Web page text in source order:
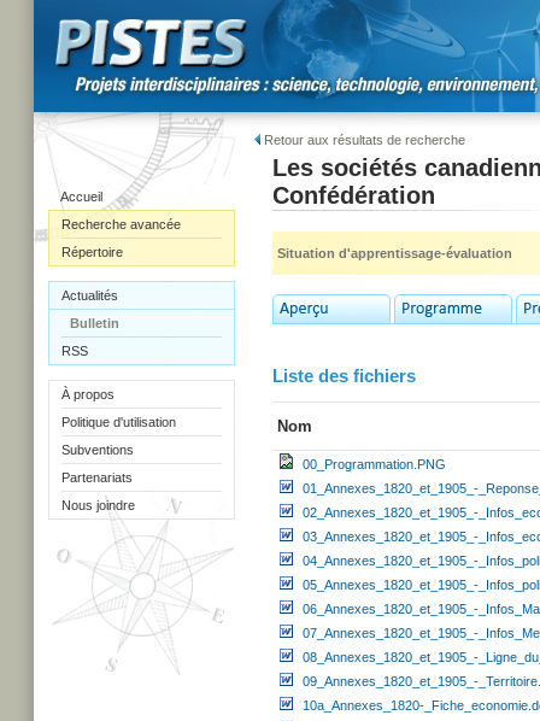
Accueil
Recherche avancée
Répertoire
Actualités
Bulletin
RSS
À propos
Politique d'utilisation
Subventions
Partenariats
Nous joindre
Retour aux résultats de recherche
Les sociétés
Confédération
Situation d'apprentissage-évaluation
Liste des fichiers
Nom
00_Programmation.PNG
01_Annexes_1820_et_1905_-
02_Annexes_1820_et_1905_-
03_Annexes_1820_et_1905_-
04_Annexes_1820_et_1905_-
05_Annexes_1820_et_1905_-
06_Annexes_1820_et_1905_-
07_Annexes_1820_et_1905_-
08_Annexes_1820_et_1905_-
09_Annexes_1820_et_1905_-
10a_Annexes_1820-